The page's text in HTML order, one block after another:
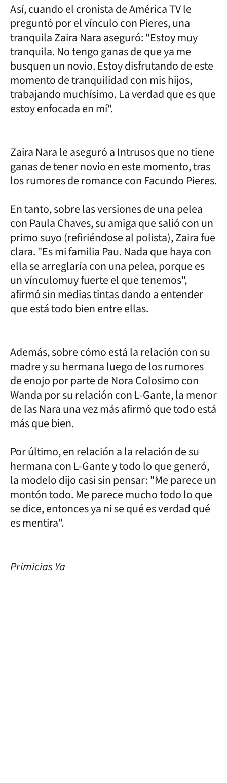
Así, cuando el cronista de América TV le
preguntó por el vínculo con Pieres, una
tranquila Zaira Nara aseguró: "Estoy muy
tranquila. No tengo ganas de que ya me
busquen un novio. Estoy disfrutando de este
momento de tranquilidad con mis hijos,
trabajando muchísimo. La verdad que es que
estoy enfocada en mí".
Zaira Nara le aseguró a Intrusos que no tiene
ganas de tener novio en este momento, tras
los rumores de romance con Facundo Pieres.
En tanto, sobre las versiones de una pelea
con Paula Chaves, su amiga que salió con un
primo suyo (refiriéndose al polista), Zaira fue
clara. "Es mi familia Pau. Nada que haya con
ella se arreglaría con una pelea, porque es
un vínculomuy fuerte el que tenemos",
afirmó sin medias tintas dando a entender
que está todo bien entre ellas.
Además, sobre cómo está la relación con su
madre y su hermana luego de los rumores
de enojo por parte de Nora Colosimo con
Wanda por su relación con L-Gante, la menor
de las Nara una vez más afirmó que todo está
más que bien.
Por último, en relación a la relación de su
hermana con L-Gante y todo lo que generó,
la modelo dijo casi sin pensar: "Me parece un
montón todo. Me parece mucho todo lo que
se dice, entonces ya ni se qué es verdad qué
es mentira".
Primicias Ya